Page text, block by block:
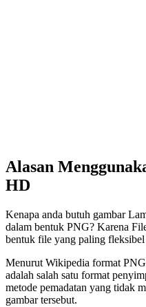
Alasan
HD
Kenapa anda butuh gambar
dalam bentuk PNG? Karena
bentuk file yang paling
Menurut Wikipedia format
adalah salah satu format
metode pemadatan yang tidak
gambar tersebut.